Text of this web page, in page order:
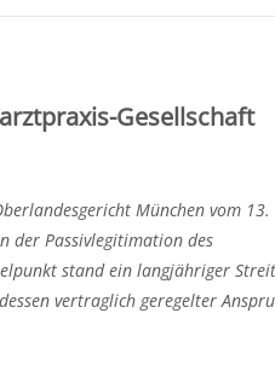
Gesellschaft
München vom 13.
der Passivlegitimation des
stand ein langjähriger
vertraglich geregelter